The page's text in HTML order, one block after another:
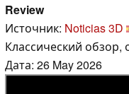
Review
Источник: Noticias 3D
Классический
Дата: 26 May 2026